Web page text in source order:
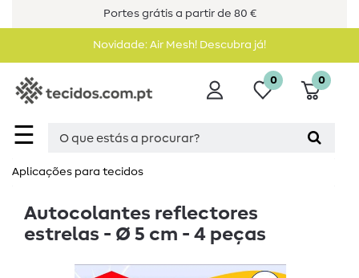
Portes grátis a partir de 80 €
Novidade: Air Mesh! Descubra já!
☰
0 0
Aplicações para tecidos
Autocolantes reflectores
estrelas - Ø 5 cm - 4 peças